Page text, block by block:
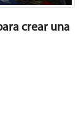
crear una